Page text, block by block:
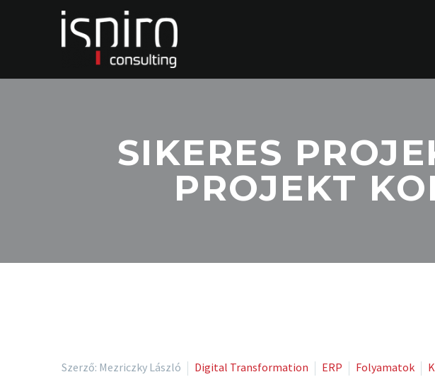
SIKERES
PROJEKT
Szerző: Mezriczky László Digital Transformation ERP Folyamatok